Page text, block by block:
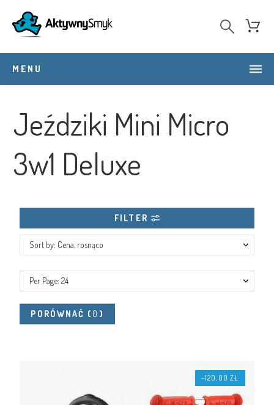
MENU
Jeździki Mini Micro
3w1 Deluxe
FILTER
Sort by: Cena, rosnąco
PORÓWNAĆ ( 0 )
Per Page: 24
-120,00 ZŁ